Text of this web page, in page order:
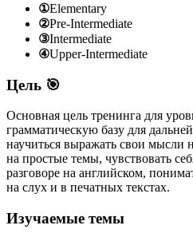
①Elementary
②Pre-Intermediate
③Intermediate
④Upper-Intermediate
Цель 🎯
Основная цель тренинга для
грамматическую базу для
научиться выражать свои мысли
на простые темы, чувствовать
разговоре на английском,
на слух и в печатных текстах.
Изучаемые темы